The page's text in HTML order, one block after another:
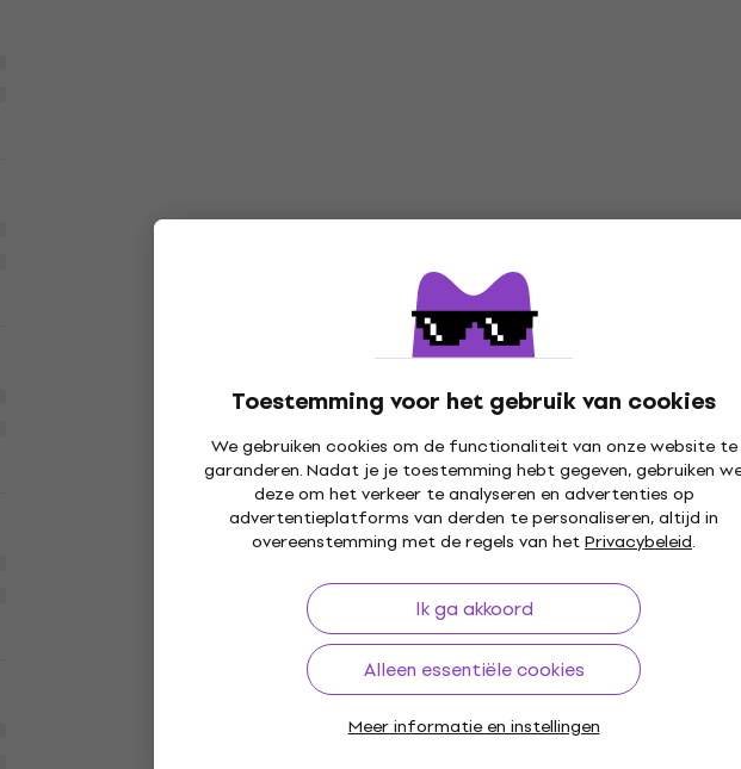
Toestemming voor het gebruik van cookies
We gebruiken cookies om de functionaliteit van onze website te
garanderen. Nadat je je toestemming hebt gegeven, gebruiken
deze om het verkeer te analyseren en advertenties op
advertentieplatforms van derden te personaliseren, altijd in
overeenstemming met de regels van hetPrivacybeleid.
Ik ga akkoord
Alleen essentiële cookies
Meer informatie en instellingen